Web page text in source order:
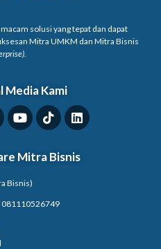
solusi yang tepat dan dapat
Mitra UMKM dan Mitra Bisnis
.
Media Kami
Mitra Bisnis
Bisnis)
081110526749